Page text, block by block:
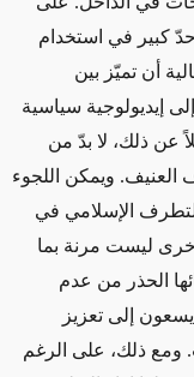
حدّ كبير في استخدام
أن تميّز بين
إيديولوجية سياسية
عن ذلك، لا بدّ من
العنيف. ويمكن اللجوء
الإسلامي في
أخرى ليست مرنة بما
الحذر من عدم
إلى تعزيز
ومع ذلك، على الرغم